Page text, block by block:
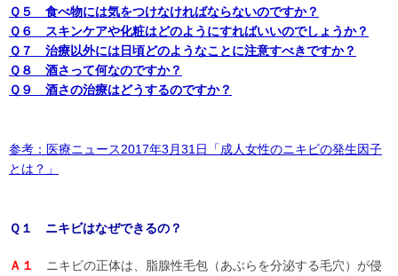
Ｑ５ 食べ物には気をつけなければならないのですか？
Ｑ６ スキンケアや化粧はどのようにすればいいのでしょうか？
Ｑ７ 治療以外には日頃どのようなことに注意すべきですか？
Ｑ８ 酒さって何なのですか？
Ｑ９ 酒さの治療はどうするのですか？
参考：医療ニュース2017年3月31日「成人女性のニキビの発生因子
とは？」
Ｑ１ ニキビはなぜできるの？
Ａ１
ニキビの正体は、脂腺性毛包（あぶらを分泌する毛穴）が侵